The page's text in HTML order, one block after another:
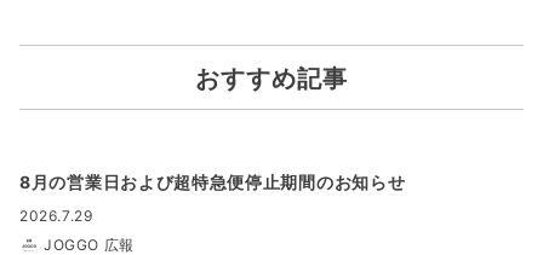
おすすめ記事
8月の営業日および超特急便停止期間のお知らせ
2026.7.29
JOGGO 広報